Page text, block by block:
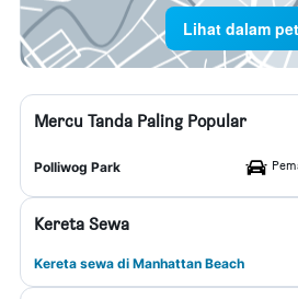
Lihat dalam
Mercu Tanda Paling Popular
Polliwog Park
Kereta Sewa
Kereta sewa di Manhattan Beach